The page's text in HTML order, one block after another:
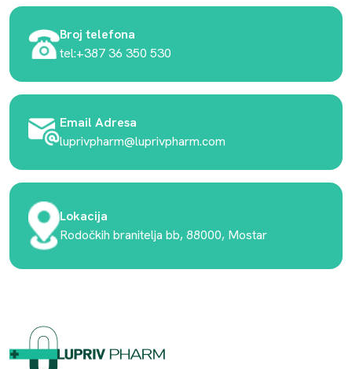
Broj telefona
tel:+387 36 350 530
Email Adresa
luprivpharm@luprivpharm.com
Lokacija
Rodočkih branitelja bb, 88000, Mostar